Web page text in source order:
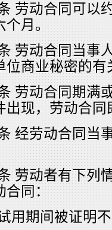
劳动合同可以
个月。
劳动合同当事
位商业秘密的有
劳动合同期满
出现，劳动合同
经劳动合同当
劳动者有下列
合同：
用期间被证明